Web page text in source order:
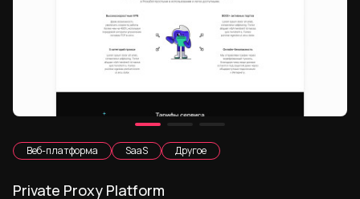
Веб-платформа SaaS Другое
Private Proxy Platform